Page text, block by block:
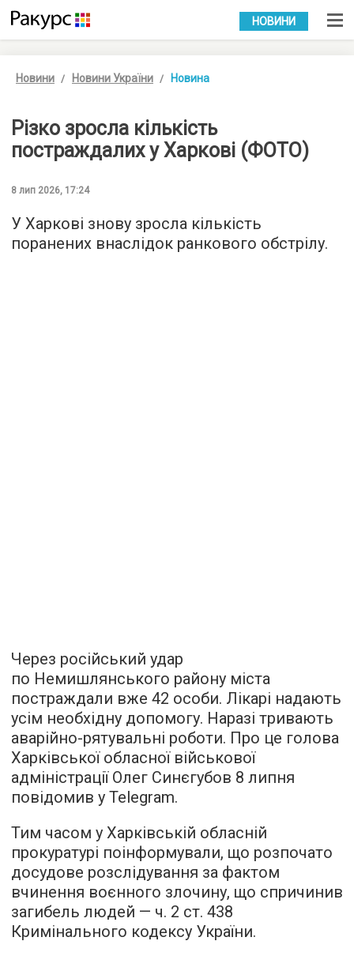
УКР РУС
НОВИНИ
Новини Новини України Новина
Різко зросла кількість
постраждалих у Харкові (ФОТО)
8 лип 2026, 17:24
У Харкові знову зросла кількість
поранених внаслідок ранкового обстрілу.
Через російський удар
по Немишлянського району міста
постраждали вже 42 особи. Лікарі надають
усім необхідну допомогу. Наразі тривають
аварійно-рятувальні роботи. Про це голова
Харківської обласної військової
адміністрації Олег Синєгубов 8 липня
повідомив у Telegram.
Тим часом у Харківській обласній
прокуратурі поінформували, що розпочато
досудове розслідування за фактом
вчинення воєнного злочину, що спричинив
загибель людей — ч. 2 ст. 438
Кримінального кодексу України.